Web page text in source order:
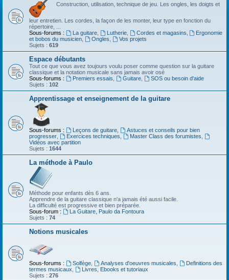
Construction, utilisation, technique de jeu. Les ongles, les doigts et
leur entretien. Les cordes, la façon de les monter, leur type en fonction du
répertoire, ...
Sous-forums :
La guitare, Lutherie, Cordes et magasins
Ergonomie
et bobos du musicien
Ongles
Vos projets
Sujets : 619
Espace débutants
Tout ce que vous avez toujours voulu poser comme question sur la guitare
classique et la notation musicale sans jamais avoir osé
Sous-forums :
Premiers essais Guitare,
SOS ou besoin d'aide
Sujets : 102
Apprentissage et enseignement de la guitare
Sous-forums : Leçons de guitare,
Astuces et conseils pour bien
progresser
Exercices techniques Master Class des forumistes
Vidéos avec partition
Sujets : 1644
La méthode à Paulo
Méthode pour enfants dès 6 ans.
Apprendre de la guitare classique n'a jamais été aussi facile.
La difficulté est progressive et bien préparée.
Sous-forum :
La Guitare, Paulo da Fontoura
Sujets : 74
Notions musicales
Sous-forums : Solfège, Analyses d'oeuvres musicales
Definitions des
termes musicaux
Livres, Ebooks et tutoriaux
Sujets : 276